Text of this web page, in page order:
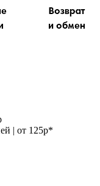
| от 125р*